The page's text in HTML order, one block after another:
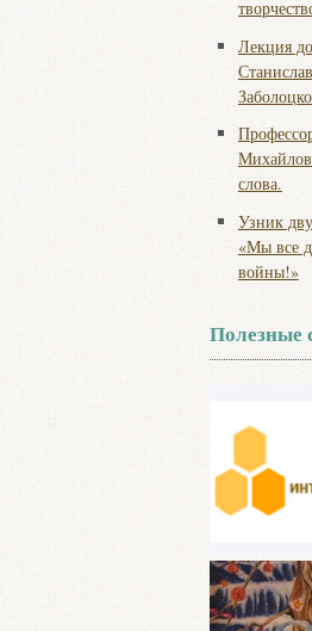
Лекция
слова.
Узник
«Мы все
войны!»
Полезные